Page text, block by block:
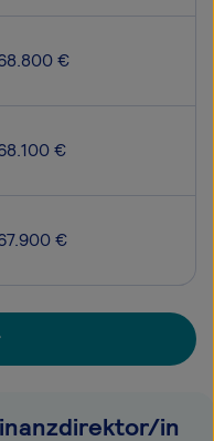
€
€
€
in